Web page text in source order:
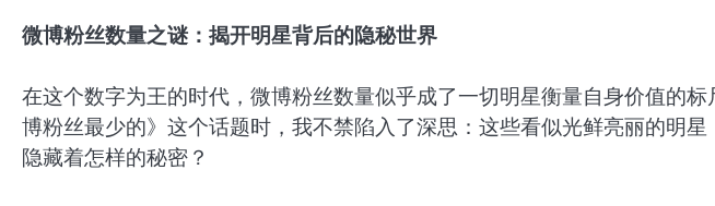
微博粉丝数量之谜：揭开明星背后的隐秘世界
在这个数字为王的时代，微博粉丝数量似乎成了一切明星衡量自身价值的
博粉丝最少的》这个话题时，我不禁陷入了深思：这些看似光鲜亮丽的明
隐藏着怎样的秘密？